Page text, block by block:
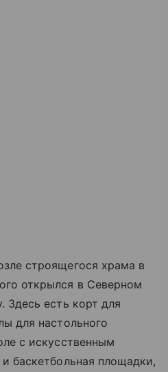
строящегося храма в
открылся в Северном
Здесь есть корт для
для настольного
с искусственным
баскетбольная площадки,